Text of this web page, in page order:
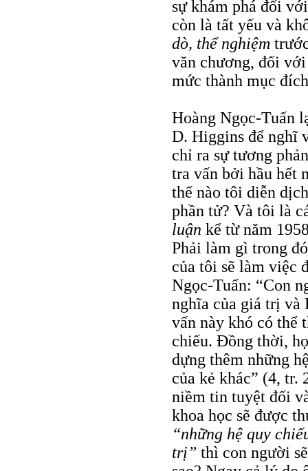
sự khám phá đối
còn là tất yếu và
dò, thể nghiệm
văn chương, đối với
mức thành mục
Hoàng Ngọc-Tuấn
D. Higgins để nghĩ
chỉ ra sự tương
tra vấn bởi hầu hết
thế nào tôi diễn
phần tử? Và tôi là
luận kể từ năm
Phải làm gì trong
của tôi sẽ làm việc
Ngọc-Tuấn: “Con
nghĩa của giá trị và
vấn này khó có thể
chiếu. Đồng thời,
dựng thêm những
của kẻ khác” (4, tr.
niềm tin tuyệt đối
khoa học sẽ được
“những hệ quy
trị” thì con người